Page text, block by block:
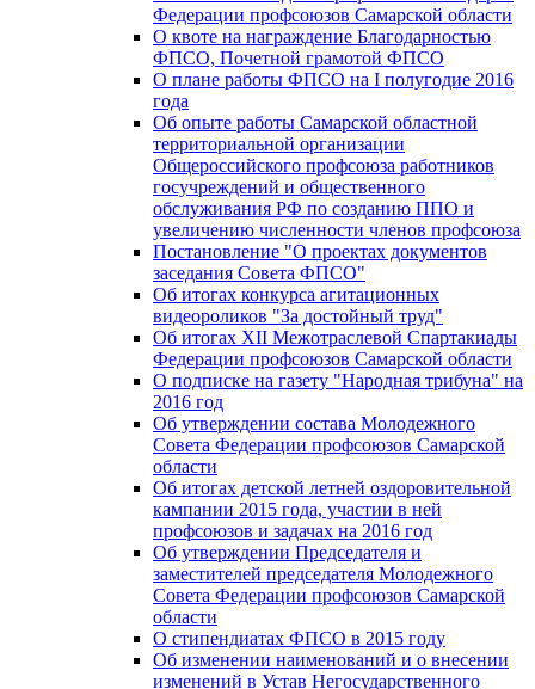
Федерации профсоюзов Самарской области
О квоте на награждение Благодарностью
ФПСО, Почетной грамотой ФПСО
О плане работы ФПСО на I полугодие 2016
года
Об опыте работы Самарской областной
территориальной организации
Общероссийского профсоюза работников
госучреждений и общественного
обслуживания РФ по созданию ППО и
увеличению численности членов профсоюза
Постановление "О проектах документов
заседания Совета ФПСО"
Об итогах конкурса агитационных
видеороликов "За достойный труд"
Об итогах XII Межотраслевой Спартакиады
Федерации профсоюзов Самарской области
О подписке на газету "Народная трибуна" на
2016 год
Об утверждении состава Молодежного
Совета Федерации профсоюзов Самарской
области
Об итогах детской летней оздоровительной
кампании 2015 года, участии в ней
профсоюзов и задачах на 2016 год
Об утверждении Председателя и
заместителей председателя Молодежного
Совета Федерации профсоюзов Самарской
области
О стипендиатах ФПСО в 2015 году
Об изменении наименований и о внесении
изменений в Устав Негосударственного